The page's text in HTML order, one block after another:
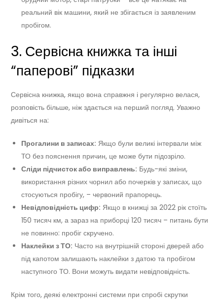
реальний вік машини, який не збігається із заявленим
пробігом.
3. Сервісна книжка та інші
“паперові” підказки
Сервісна книжка, якщо вона справжня і регулярно велася,
розповість більше, ніж здається на перший погляд. Уважно
дивіться на:
Прогалини в записах: Якщо були великі інтервали між
ТО без пояснення причин, це може бути підозріло.
Сліди підчисток або виправлень: Будь-які зміни,
використання різних чорнил або почерків у записах, що
стосуються пробігу, – червоний прапорець.
Невідповідність цифр: Якщо в книжці за 2022 рік стоїть
150 тисяч км, а зараз на приборці 120 тисяч – питань бути
не повинно: пробіг скручено.
Наклейки з ТО: Часто на внутрішній стороні дверей або
під капотом залишають наклейки з датою та пробігом
наступного ТО. Вони можуть видати невідповідність.
Крім того, деякі електронні системи при спробі скрутки